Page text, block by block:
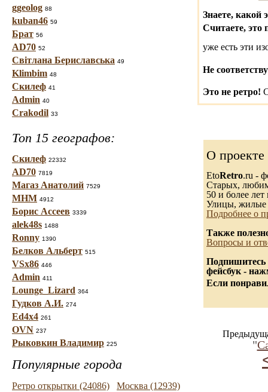
ggeolog 88
kuban46 59
Брат 56
AD70 52
Світлана Бериславська 49
Klimbim 48
Скилеф 41
Admin 40
Crakodil 33
Топ 15 географов:
Скилеф 22332
AD70 7819
Магаз Анатолий 7529
МНМ 4912
Борис Ассеев 3339
alek48s 1488
Ronny 1390
Белков Альберт 515
VSx86 446
Admin 411
Lounge_Lizard 364
Гудков А.И. 274
Ed4x4 261
OVN 237
Рыковкин Владимир 225
Популярные города
Ретро открытки (24086)
Москва (12939)
Знаете, какой
Считаете, это
уже есть эти
Не
Это не ретро!
О проекте
EtoRetro.ru -
Старых,
50 и более лет
Улицы, жилые
Подробнее о
Также
Вопросы и
Подпишитесь
фейсбук -
Если
"